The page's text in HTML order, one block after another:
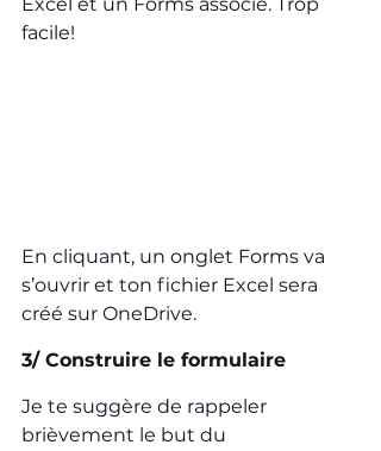
facile!
En cliquant, un onglet Forms va
s’ouvrir et ton fichier Excel sera
créé sur OneDrive.
3/ Construire le formulaire
Je te suggère de rappeler
brièvement le but du